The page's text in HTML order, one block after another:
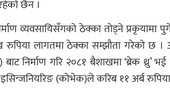
छैन ।
व्यवसायिसँगको ठेक्का तोड्ने
रुपिया लागतमा ठेक्का सम्झौता गरेको छ
बाट निर्माण गरि २०८१ बैशाखमा ‘ब्रेक
(कोभेक)ले करिब ११ अर्ब